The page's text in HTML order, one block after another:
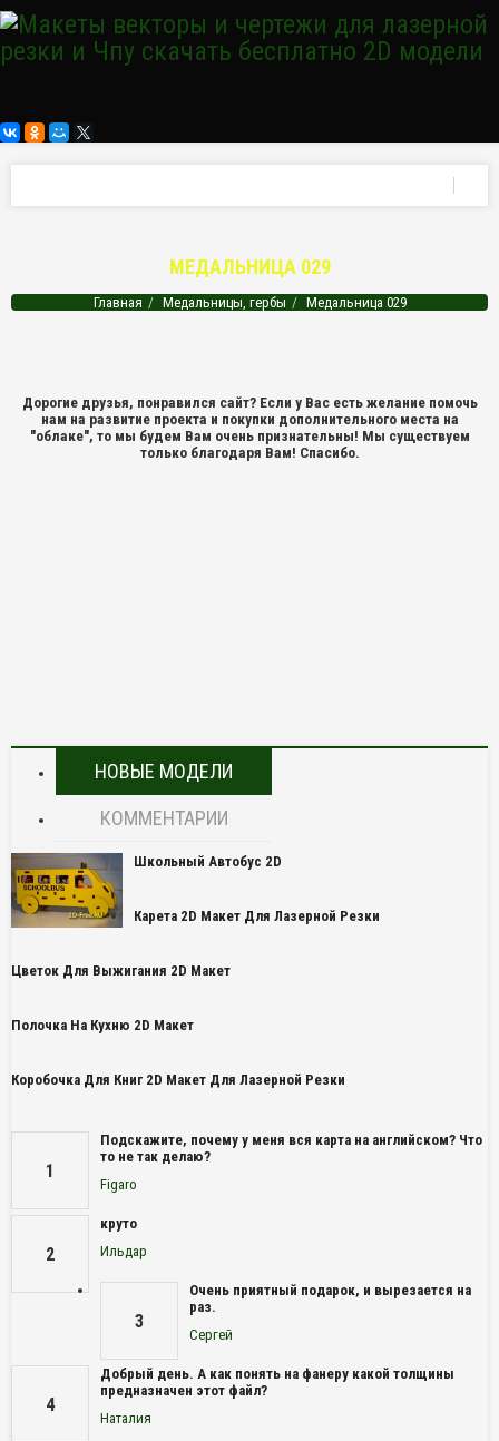
МЕДАЛЬНИЦА 029
Главная Медальницы, гербы Медальница 029
Дорогие друзья, понравился сайт? Если у Вас есть желание помочь
нам на развитие проекта и покупки дополнительного места на
"облаке", то мы будем Вам очень признательны! Мы существуем
только благодаря Вам! Спасибо.
НОВЫЕ МОДЕЛИ
КОММЕНТАРИИ
Школьный Автобус 2D
Карета 2D Макет Для Лазерной Резки
Цветок Для Выжигания 2D Макет
Полочка На Кухню 2D Макет
Коробочка Для Книг 2D Макет Для Лазерной Резки
1
Подскажите, почему у меня вся карта на английском? Что
то не так делаю?
Figaro
2
круто
Ильдар
3
Очень приятный подарок, и вырезается на
раз.
Сергей
4
Добрый день. А как понять на фанеру какой толщины
предназначен этот файл?
Наталия